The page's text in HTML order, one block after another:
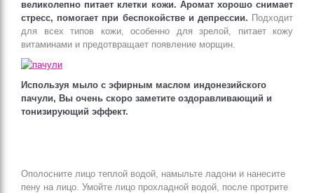
великолепно питает клетки кожи. Аромат хорошо снимает
стресс, помогает при беспокойстве и депрессии. Подходит
для всех типов кожи, особенно для зрелой, питает кожу
витаминами и предотвращает появление морщин.
Используя мыло с эфирным маслом индонезийского
пачули, Вы очень скоро заметите оздоравливающий и
тонизирующий эффект.
Ополосните лицо теплой водой, намыльте ладони и нанесите
пену на лицо. Умойте лицо прохладной водой, после протрите